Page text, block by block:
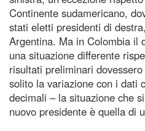
Continente sudamericano,
stati eletti presidenti di
Argentina. Ma in Colombia il
una situazione differente
risultati preliminari
solito la variazione con i dati
decimali – la situazione che
nuovo presidente è quella di